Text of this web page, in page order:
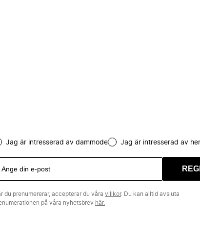
Jag är intresserad av dammode Jag är intresserad av
du prenumererar, accepterar du våra villkor. Du kan alltid avsluta
på våra nyhetsbrev här.